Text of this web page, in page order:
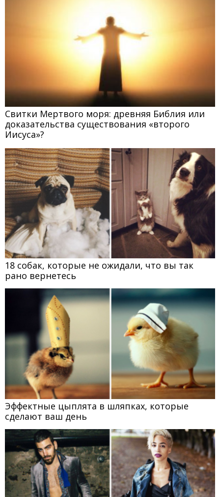
Свитки Мертвого моря: древняя Библия или
доказательства существования «второго
Иисуса»?
18 собак, которые не ожидали, что вы так
рано вернетесь
Эффектные цыплята в шляпках, которые
сделают ваш день